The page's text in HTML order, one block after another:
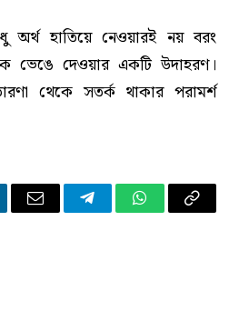
অর্থ হাতিয়ে নেওয়ারই নয় বরং
ভেঙে দেওয়ার একটি উদাহরণ।
থেকে সতর্ক থাকার পরামর্শ
Email TelegramWhatsApp
Copy